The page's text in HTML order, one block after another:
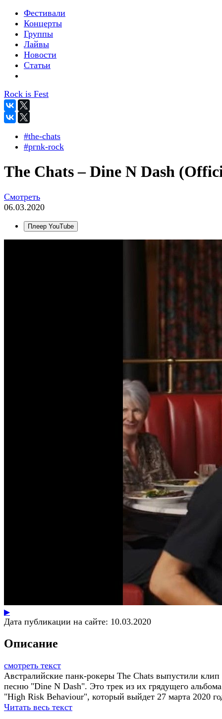
Фестивали
Концерты
Группы
Лайвы
Новости
Статьи
Rock is Fest
#the-chats
#pгnk-roсk
The Chats – Dine N Dash
Смотреть
06.03.2020
Плеер YouTube
▶
Дата публикации на сайте: 10.03.2020
Описание
смотреть текст
Австралийские панк-рокеры The Chats выпустили клип
песню "Dine N Dash". Это трек из их грядущего альбома
"High Risk Behaviour", который выйдет 27 марта 2020
Читать весь текст